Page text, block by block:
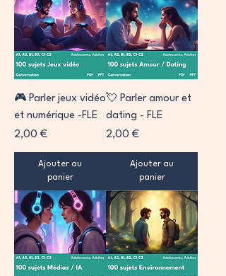
🎮 Parler jeux vidéo
et numérique -FLE
Prix
2,00 €
Ajouter au
panier
💘 Parler amour et
dating - FLE
Prix
2,00 €
Ajouter au
panier